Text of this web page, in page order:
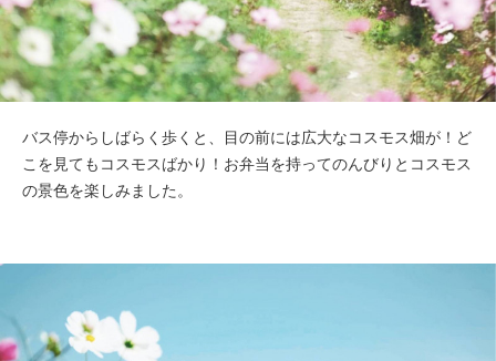
バス停からしばらく歩くと、目の前には広大なコスモス畑が！ど
こを見てもコスモスばかり！お弁当を持ってのんびりとコスモス
の景色を楽しみました。